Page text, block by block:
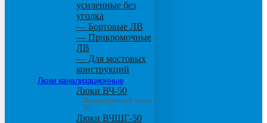
усиленные без
уголка
— Бортовые ЛВ
— Прикромочные
ЛВ
— Для мостовых
конструкций
Люки канализационные
Люки ВЧ-50
Высокопрочный чугун
50
Люки ВЧШГ-50